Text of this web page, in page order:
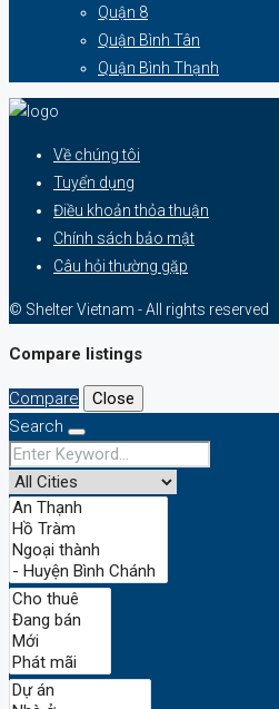
Quận 8
Quận Bình Tân
Quận Bình Thạnh
Về chúng tôi
Tuyển dụng
Điều khoản thỏa thuận
Chính sách bảo mật
Câu hỏi thường gặp
© Shelter Vietnam - All rights reserved
Compare listings
Compare
Close
Search